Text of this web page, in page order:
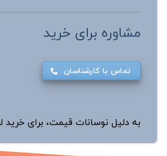
مشاوره برای خرید
تماس با کارشناسان
به دلیل نوسانات قیمت، برای خرید